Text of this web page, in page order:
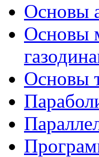
Основы
Основы
Основы